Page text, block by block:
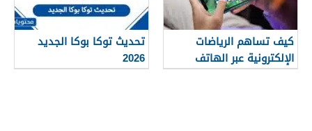
كيف تساهم الرياضات
الإلكترونية عبر الهاتف
المحمول في توليد الدخل
تحديث توكا بوكا الجديد
2026